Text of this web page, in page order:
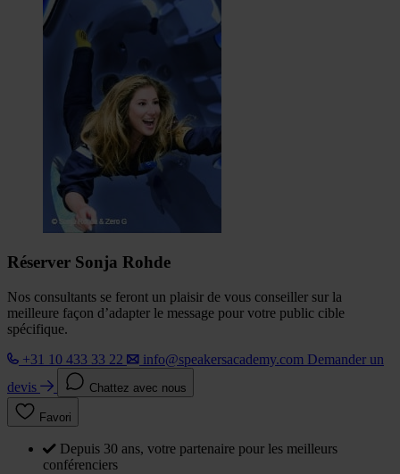
Réserver Sonja Rohde
Nos consultants se feront un plaisir de vous conseiller sur la
meilleure façon d’adapter le message pour votre public cible
spécifique.
+31 10 433 33 22
info@speakersacademy.com Demander un
devis
Chattez avec nous
Favori
Depuis 30 ans, votre partenaire pour les meilleurs
conférenciers